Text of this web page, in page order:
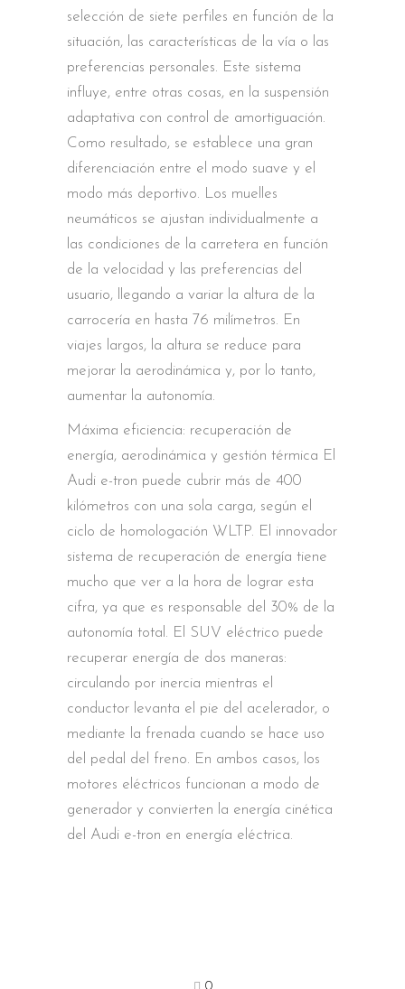
selección de siete perfiles en función de la
situación, las características de la vía o las
preferencias personales. Este sistema
influye, entre otras cosas, en la suspensión
adaptativa con control de amortiguación.
Como resultado, se establece una gran
diferenciación entre el modo suave y el
modo más deportivo. Los muelles
neumáticos se ajustan individualmente a
las condiciones de la carretera en función
de la velocidad y las preferencias del
usuario, llegando a variar la altura de la
carrocería en hasta 76 milímetros. En
viajes largos, la altura se reduce para
mejorar la aerodinámica y, por lo tanto,
aumentar la autonomía.
Máxima eficiencia: recuperación de
energía, aerodinámica y gestión térmica El
Audi e-tron puede cubrir más de 400
kilómetros con una sola carga, según el
ciclo de homologación WLTP. El innovador
sistema de recuperación de energía tiene
mucho que ver a la hora de lograr esta
cifra, ya que es responsable del 30% de la
autonomía total. El SUV eléctrico puede
recuperar energía de dos maneras:
circulando por inercia mientras el
conductor levanta el pie del acelerador, o
mediante la frenada cuando se hace uso
del pedal del freno. En ambos casos, los
motores eléctricos funcionan a modo de
generador y convierten la energía cinética
del Audi e-tron en energía eléctrica.